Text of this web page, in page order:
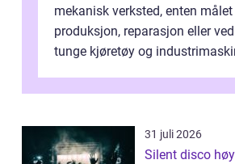
mekanisk verksted, enten målet
produksjon, reparasjon eller
tunge kjøretøy og
31 juli 2026
Silent disco høy partyfaktor uten